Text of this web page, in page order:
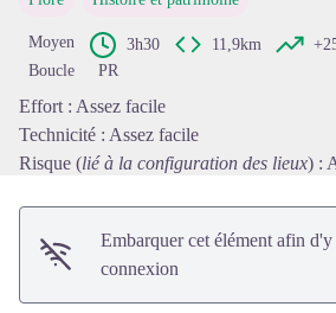
Moyen 3h30 11,9km
Boucle
PR
Effort : Assez facile
Technicité : Assez facile
Risque (lié à la configuration des lieux) :
Embarquer cet élément afin
connexion